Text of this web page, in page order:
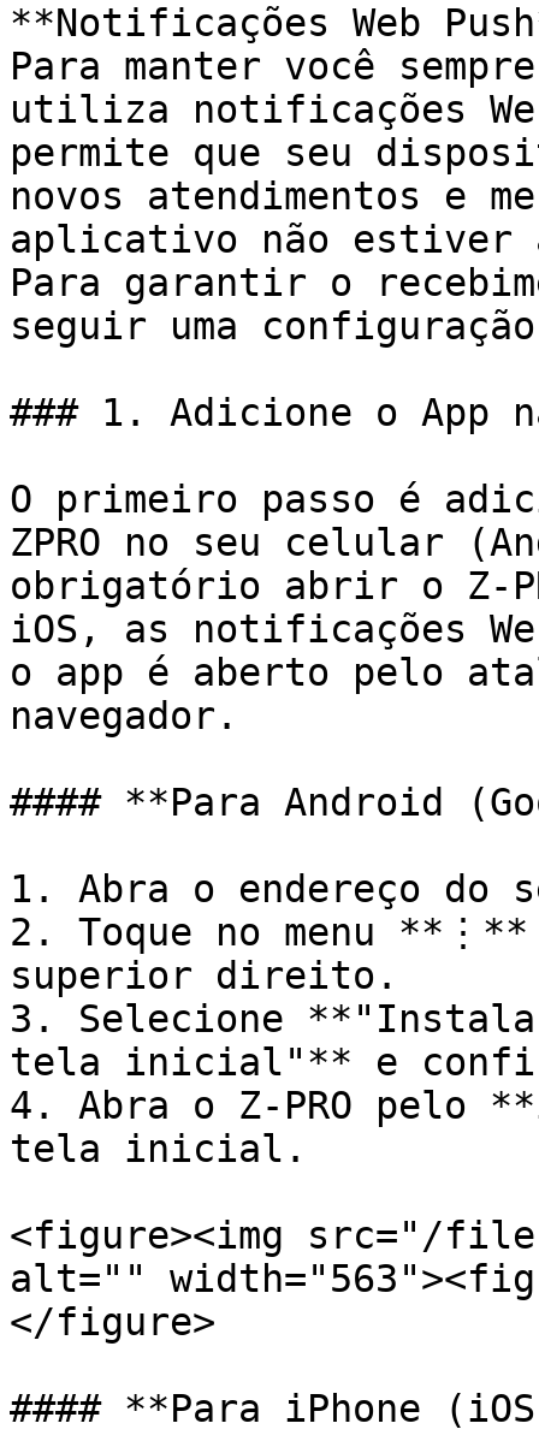
**Notificações Web
Para manter você
utiliza notificações
permite que seu
novos atendimentos e
aplicativo não estiver
Para garantir o
seguir uma
### 1. Adicione o
O primeiro passo é
ZPRO no seu celular
obrigatório abrir o Z-
iOS, as notificações
o app é aberto pelo
navegador.
#### **Para Android
1. Abra o endereço do
2. Toque no menu
superior direito.
3. Selecione
tela inicial"** e
4. Abra o Z-PRO pelo
tela inicial.
<figure><img src="/files/
alt=""
</figure>
#### **Para iPhone